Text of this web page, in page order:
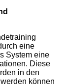
eine
System eine
Diese
in den
können